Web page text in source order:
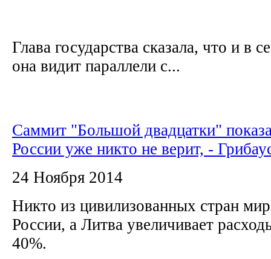
Глава государства сказала, что и в
она видит параллели с...
Саммит "Большой двадцатки"
России уже никто не верит, -
24 Ноября 2014
Никто из цивилизованных стран
России, а Литва увеличивает
40%.